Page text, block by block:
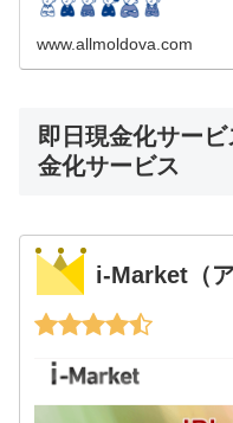
www.allmoldova.com
即日現金化サー
金化サービス
i-Market（